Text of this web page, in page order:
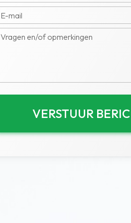
E-mail
Vragen en/of opmerkingen
VERSTUUR